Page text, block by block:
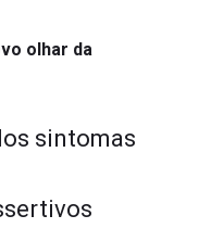
olhar da
sintomas